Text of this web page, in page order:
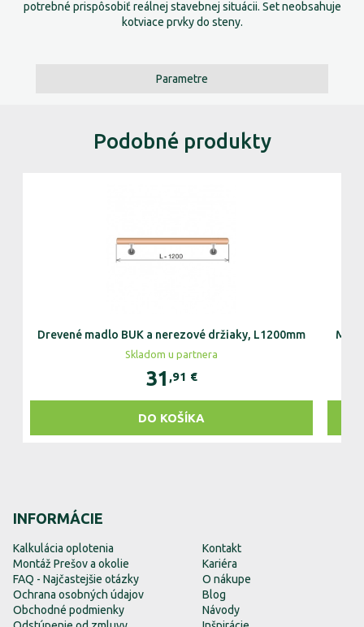
potrebné prispôsobiť reálnej stavebnej situácii. Set neobsahuje
kotviace prvky do steny.
Parametre
Podobné produkty
Drevené madlo BUK a nerezové držiaky, L1200mm
Skladom u partnera
31 ,91 €
DO KOŠÍKA
INFORMÁCIE
Kalkulácia oplotenia
Montáž Prešov a okolie
FAQ - Najčastejšie otázky
Ochrana osobných údajov
Obchodné podmienky
Kontakt
Kariéra
O nákupe
Blog
Návody